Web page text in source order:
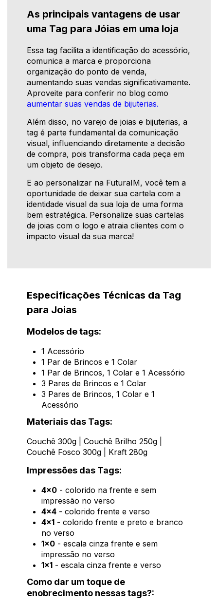
As principais vantagens de usar
uma Tag para Jóias em uma loja
Essa tag facilita a identificação do acessório,
comunica a marca e proporciona
organização do ponto de venda,
aumentando suas vendas significativamente.
Aproveite para conferir no blog como
aumentar suas vendas de bijuterias.
Além disso, no varejo de joias e bijuterias, a
tag é parte fundamental da comunicação
visual, influenciando diretamente a decisão
de compra, pois transforma cada peça em
um objeto de desejo.
E ao personalizar na FuturaIM, você tem a
oportunidade de deixar sua cartela com a
identidade visual da sua loja de uma forma
bem estratégica. Personalize suas cartelas
de joias com o logo e atraia clientes com o
impacto visual da sua marca!
Especificações Técnicas da Tag
para Joias
Modelos de tags:
1 Acessório
1 Par de Brincos e 1 Colar
1 Par de Brincos, 1 Colar e 1 Acessório
3 Pares de Brincos e 1 Colar
3 Pares de Brincos, 1 Colar e 1
Acessório
Materiais das Tags:
Couchê 300g | Couchê Brilho 250g |
Couchê Fosco 300g | Kraft 280g
Impressões das Tags:
4x0 - colorido na frente e sem
impressão no verso
4x4 - colorido frente e verso
4x1 - colorido frente e preto e branco
no verso
1x0 - escala cinza frente e sem
impressão no verso
1x1 - escala cinza frente e verso
Como dar um toque de
enobrecimento nessas tags?: